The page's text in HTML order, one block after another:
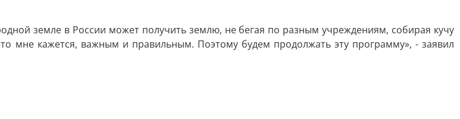
земле в России может получить землю, не бегая по разным учреждениям, собирая кучу
мне кажется, важным и правильным. Поэтому будем продолжать эту программу», - заявил